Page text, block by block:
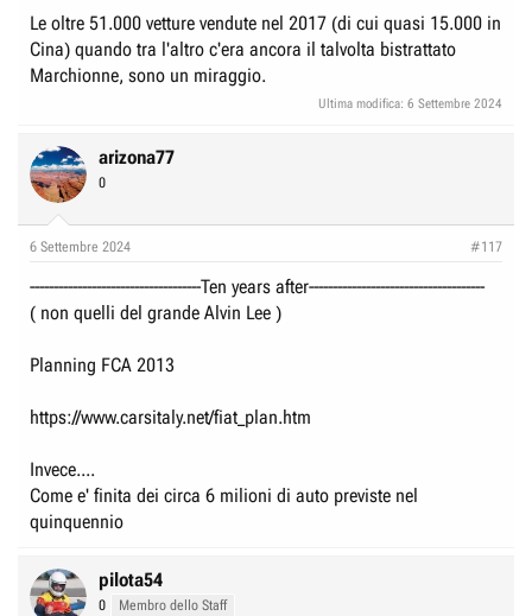
Le oltre 51.000 vetture vendute nel 2017 (di cui quasi 15.000 in
Cina) quando tra l'altro c'era ancora il talvolta bistrattato
Marchionne, sono un miraggio.
Ultima modifica: 6 Settembre 2024
arizona77
0
6 Settembre 2024 #117
------------------------------------Ten years after-------------------------------------
( non quelli del grande Alvin Lee )
Planning FCA 2013
https://www.carsitaly.net/fiat_plan.htm
Invece....
Come e' finita dei circa 6 milioni di auto previste nel
quinquennio
pilota54
0 Membro dello Staff